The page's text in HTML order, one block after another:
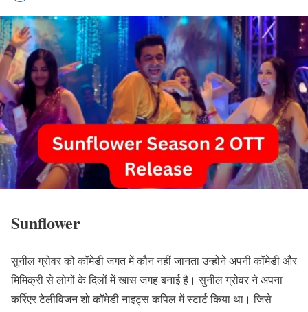
Sunflower
सुनील ग्रोवर को कॉमेडी जगत में कौन नहीं जानता उन्होंने अपनी कॉमेडी और
मिमिक्री से लोगों के दिलों में खास जगह बनाई है। सुनील ग्रोवर ने अपना
कर्रिएर टेलीविजन शो कॉमेडी नाइट्स कपिल में स्टार्ट किया था। जिसे